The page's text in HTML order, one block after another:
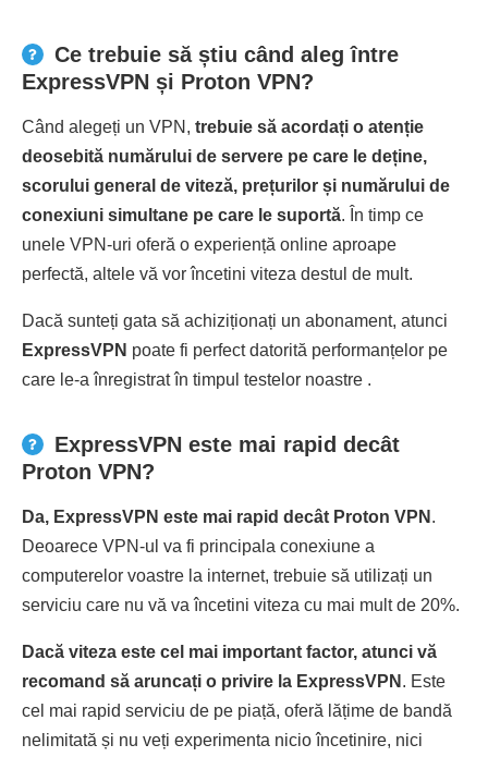
Ce trebuie să știu când aleg între
ExpressVPN și Proton VPN?
Când alegeți un VPN, trebuie să acordați o atenție
deosebită numărului de servere pe care le deține,
scorului general de viteză, prețurilor și numărului de
conexiuni simultane pe care le suportă. În timp ce
unele VPN-uri oferă o experiență online aproape
perfectă, altele vă vor încetini viteza destul de mult.
Dacă sunteți gata să achiziționați un abonament, atunci
ExpressVPN poate fi perfect datorită performanțelor pe
care le-a înregistrat în timpul testelor noastre .
ExpressVPN este mai rapid decât
Proton VPN?
Da, ExpressVPN este mai rapid decât Proton VPN .
Deoarece VPN-ul va fi principala conexiune a
computerelor voastre la internet, trebuie să utilizați un
serviciu care nu vă va încetini viteza cu mai mult de 20%.
Dacă viteza este cel mai important factor, atunci vă
recomand să aruncați o privire la ExpressVPN . Este
cel mai rapid serviciu de pe piață, oferă lățime de bandă
nelimitată și nu veți experimenta nicio încetinire, nici